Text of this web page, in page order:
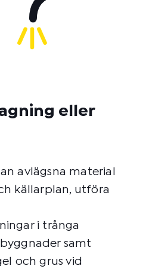
eller
avlägsna material
källarplan, utföra
i trånga
samt
och grus vid